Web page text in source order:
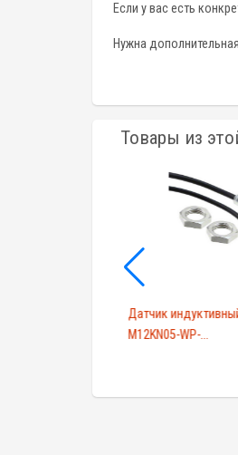
Если у вас есть
Нужна
Товары из
Датчик
M12KN05-WP-...